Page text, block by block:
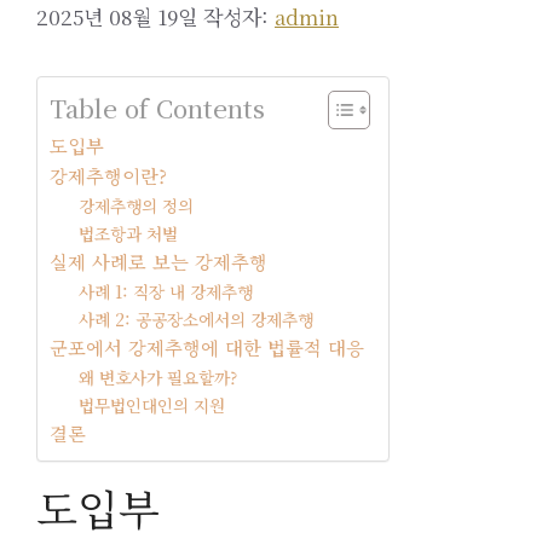
2025년 08월 19일 작성자: admin
Table of Contents
도입부
강제추행이란?
강제추행의 정의
법조항과 처벌
실제 사례로 보는 강제추행
사례 1: 직장 내 강제추행
사례 2: 공공장소에서의 강제추행
군포에서 강제추행에 대한 법률적 대응
왜 변호사가 필요할까?
법무법인대인의 지원
결론
도입부